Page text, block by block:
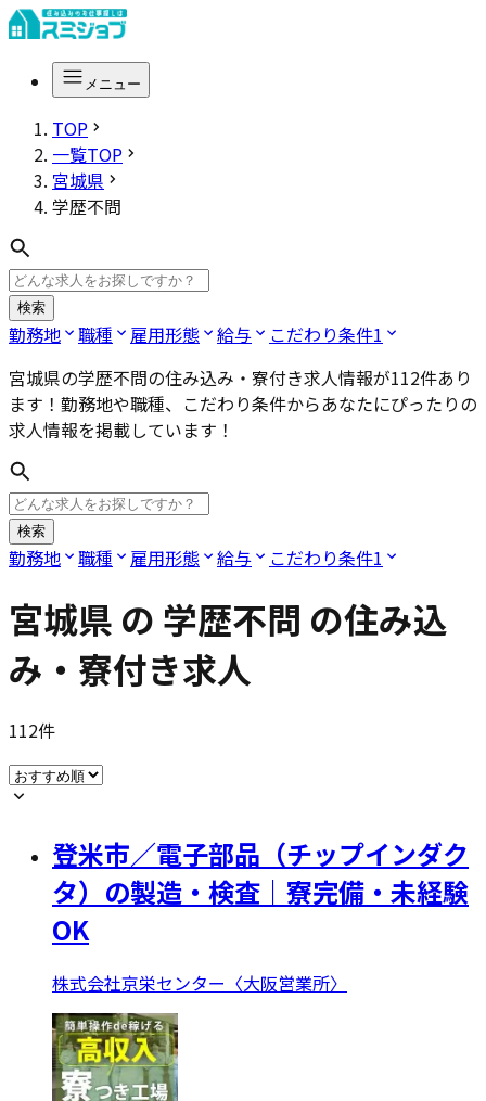
メニュー
TOP
一覧TOP
宮城県
学歴不問
検索
勤務地 職種 雇用形態 給与 こだわり条件1
宮城県の学歴不問の住み込み・寮付き求人情報が112件あり
ます！勤務地や職種、こだわり条件からあなたにぴったりの
求人情報を掲載しています！
検索
勤務地 職種 雇用形態 給与 こだわり条件1
宮城県 の 学歴不問 の住み込
み・寮付き求人
112件
登米市／電子部品（チップインダク
タ）の製造・検査｜寮完備・未経験
OK
株式会社京栄センター〈大阪営業所〉